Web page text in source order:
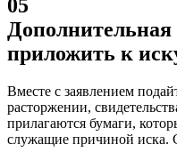
05
приложить к
Вместе с заявлением
расторжении,
прилагаются бумаги,
служащие причиной иска.